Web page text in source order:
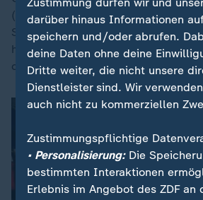
(umgerechnet 5,86 Millionen Euro),
Spende deklariert hatte. Seinen
handelte es sich um ein rein
ohne Bedingungen.
darüber hinaus Informationen
speichern und/oder abrufen.
deine Daten ohne deine
Dritte weiter, die nicht unsere
Dienstleister sind. Wir
auch nicht zu kommerziellen
Zustimmungspflichtige
• Personalisierung:Die
bestimmten Interaktionen
Erlebnis im Angebot des ZDF an